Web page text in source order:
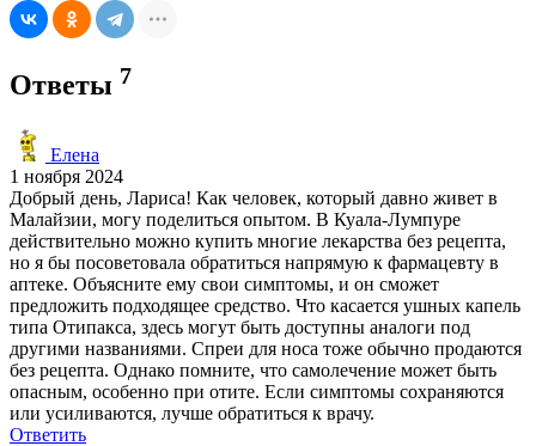
Ответы 7
Елена
1 ноября 2024
Добрый день, Лариса! Как человек, который давно живет в
Малайзии, могу поделиться опытом. В Куала-Лумпуре
действительно можно купить многие лекарства без рецепта,
но я бы посоветовала обратиться напрямую к фармацевту в
аптеке. Объясните ему свои симптомы, и он сможет
предложить подходящее средство. Что касается ушных капель
типа Отипакса, здесь могут быть доступны аналоги под
другими названиями. Спреи для носа тоже обычно продаются
без рецепта. Однако помните, что самолечение может быть
опасным, особенно при отите. Если симптомы сохраняются
или усиливаются, лучше обратиться к врачу.
Ответить